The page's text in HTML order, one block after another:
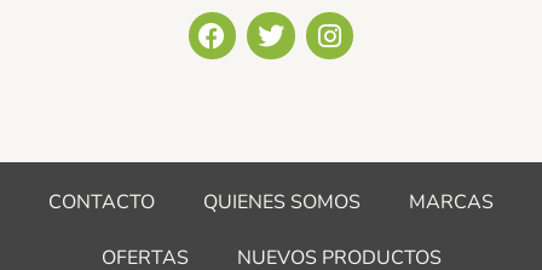
F
a
o
k
T
w
e
I
n
g
a
CONTACTO QUIENES SOMOS MARCAS
OFERTAS NUEVOS PRODUCTOS